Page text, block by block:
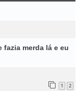
merda lá e eu
1 2